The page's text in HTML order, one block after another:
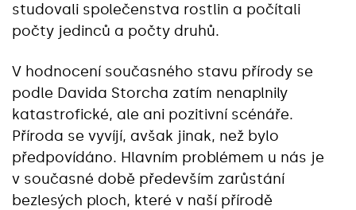
studovali společenstva rostlin a počítali
počty jedinců a počty druhů.
V hodnocení současného stavu přírody se
podle Davida Storcha zatím nenaplnily
katastrofické, ale ani pozitivní scénáře.
Příroda se vyvíjí, avšak jinak, než bylo
předpovídáno. Hlavním problémem u nás je
v současné době především zarůstání
bezlesých ploch, které v naší přírodě